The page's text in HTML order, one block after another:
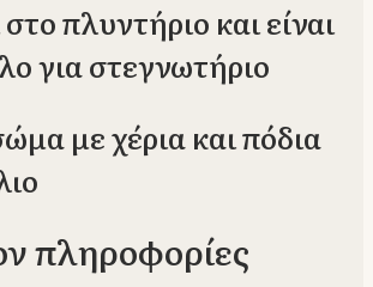
πλυντήριο και είναι
για στεγνωτήριο
με χέρια και πόδια
πληροφορίες